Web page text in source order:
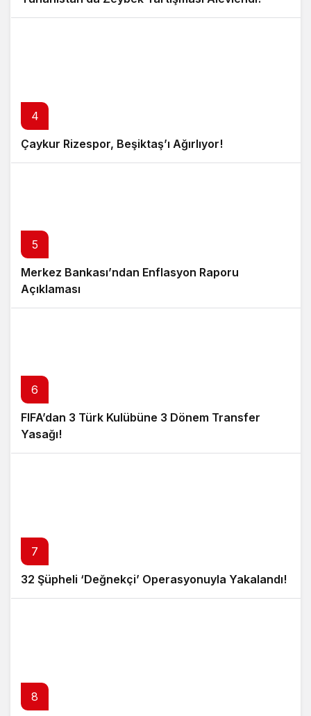
4
Çaykur Rizespor, Beşiktaş’ı Ağırlıyor!
5
Merkez Bankası’ndan Enflasyon Raporu
Açıklaması
6
FIFA’dan 3 Türk Kulübüne 3 Dönem Transfer
Yasağı!
7
32 Şüpheli ‘Değnekçi’ Operasyonuyla Yakalandı!
8